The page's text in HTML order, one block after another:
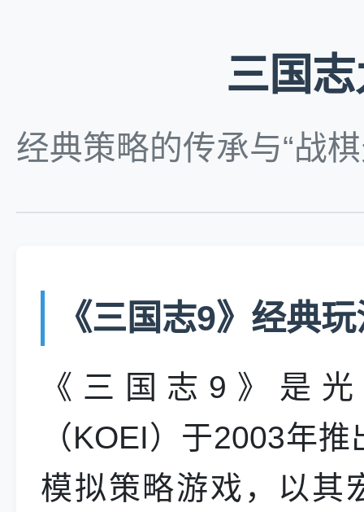
三国
经典策略的传承与“战
《三国志9》经典
《三国志9》是
（KOEI）于2003年
模拟策略游戏，以其